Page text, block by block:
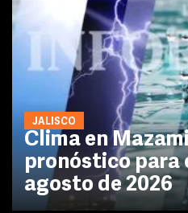
JALISCO
Clima en
pronóstico para
agosto de 2026